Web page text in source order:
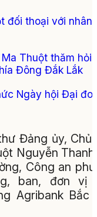
đối thoại với nhân
Thuột thăm hỏi,
Đông Đắk Lắk
Ngày hội Đại
Đảng ủy, Chủ
Nguyễn
Công an
ban, đơn vị
Agribank Bắc